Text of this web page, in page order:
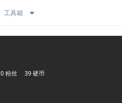
工具箱
0粉丝 39 硬币